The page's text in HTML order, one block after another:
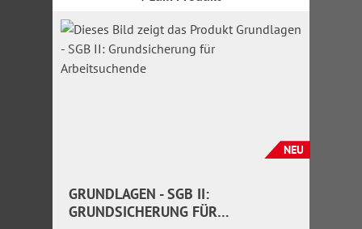
NEU
GRUNDLAGEN - SGB II:
GRUNDSICHERUNG FÜR